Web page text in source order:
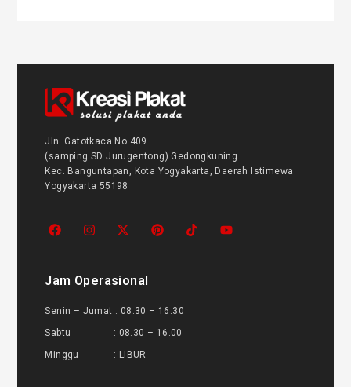
Jln. Gatotkaca No.409
(samping SD Jurugentong) Gedongkuning
Kec. Banguntapan, Kota Yogyakarta, Daerah Istimewa
Yogyakarta 55198
Jam Operasional
Senin – Jumat : 08.30 – 16.30
Sabtu : 08.30 – 16.00
Minggu : LIBUR